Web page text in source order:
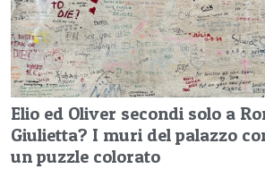
Elio ed Oliver secondi solo a
Giulietta? I muri del palazzo
un puzzle colorato